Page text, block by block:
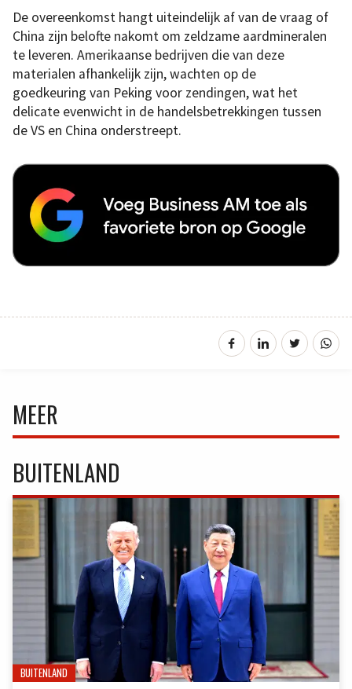
De overeenkomst hangt uiteindelijk af van de vraag of
China zijn belofte nakomt om zeldzame aardmineralen
te leveren. Amerikaanse bedrijven die van deze
materialen afhankelijk zijn, wachten op de
goedkeuring van Peking voor zendingen, wat het
delicate evenwicht in de handelsbetrekkingen tussen
de VS en China onderstreept.
MEER
BUITENLAND
BUITENLAND